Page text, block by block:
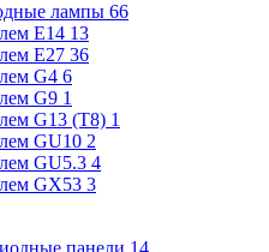
лампы 66
E14 13
E27 36
G4 6
G9 1
G13 (Т8) 1
GU10 2
GU5.3 4
GX53 3